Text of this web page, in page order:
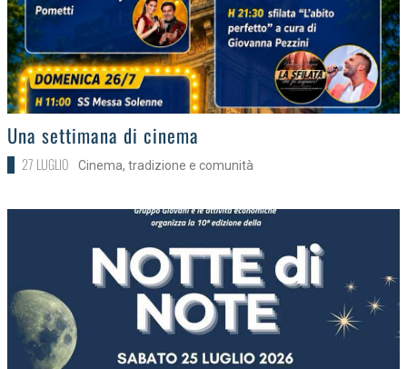
>Una settimana di cinema
27 LUGLIO Cinema, tradizione e comunità